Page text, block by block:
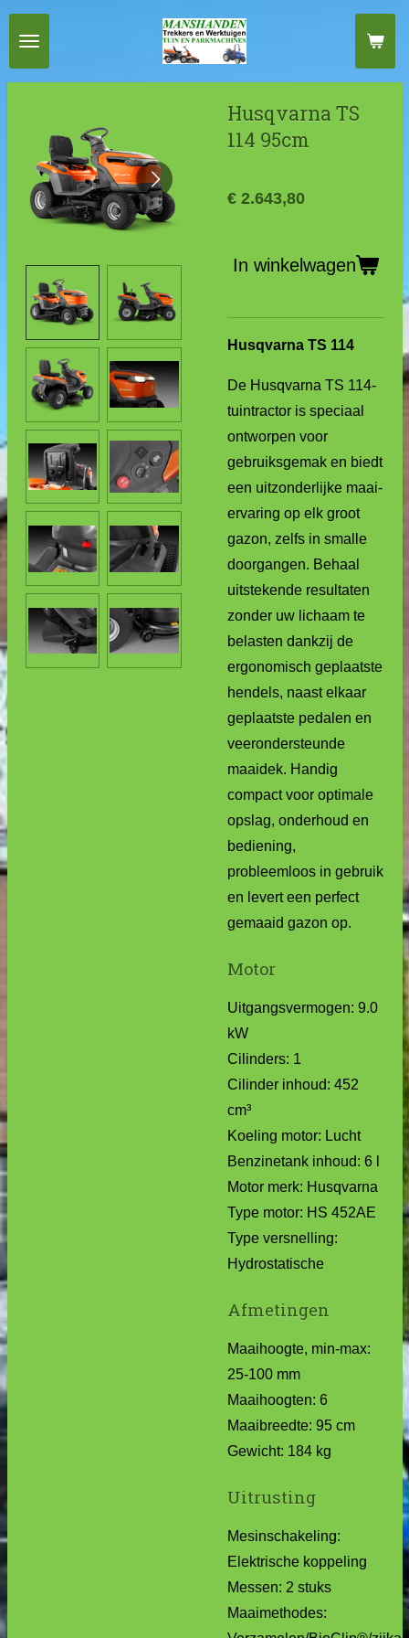
Ga
direct
naar
Husqvarna TS
114 95cm
€ 2.643,80
In winkelwagen
Husqvarna TS 114
De Husqvarna TS 114-
tuintractor is speciaal
ontworpen voor
gebruiksgemak en biedt
een uitzonderlijke maai-
ervaring op elk groot
gazon, zelfs in smalle
doorgangen. Behaal
uitstekende resultaten
zonder uw lichaam te
belasten dankzij de
ergonomisch geplaatste
hendels, naast elkaar
geplaatste pedalen en
veerondersteunde
maaidek. Handig
compact voor optimale
opslag, onderhoud en
bediening,
probleemloos in gebruik
en levert een perfect
gemaaid gazon op.
Motor
Uitgangsvermogen: 9.0
kW
Cilinders: 1
Cilinder inhoud: 452
cm³
Koeling motor: Lucht
Benzinetank inhoud: 6 l
Motor merk: Husqvarna
Type motor: HS 452AE
Type versnelling:
Hydrostatische
Afmetingen
Maaihoogte, min-max:
25-100 mm
Maaihoogten: 6
Maaibreedte: 95 cm
Gewicht: 184 kg
Uitrusting
Mesinschakeling:
Elektrische koppeling
Messen: 2 stuks
Maaimethodes: